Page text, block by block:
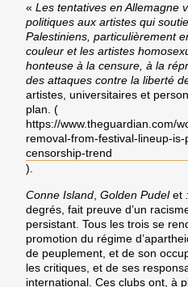
« Les tentatives en Allemagne
politiques aux artistes qui
Palestiniens, particulièrement
couleur et les artistes
honteuse à la censure, à la
des attaques contre la liberté
artistes, universitaires et
plan. (
https://www.theguardian.com/
removal-from-festival-lineup-
censorship-trend
).
Conne Island Golden Pudelet
degrés, fait preuve d’un
persistant. Tous les trois se
promotion du régime
de peuplement, et de son
les critiques, et de ses
international. Ces clubs ont, à